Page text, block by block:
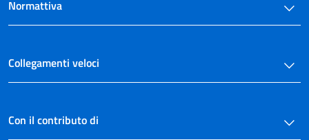
Normattiva
Collegamenti veloci
Con il contributo di